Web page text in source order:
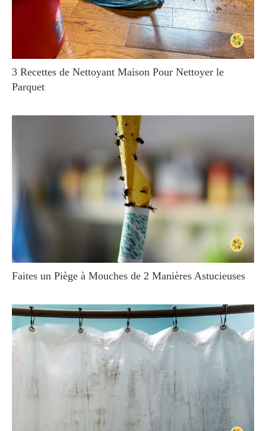
3 Recettes de Nettoyant Maison Pour Nettoyer le
Parquet
Faites un Piège à Mouches de 2 Manières Astucieuses